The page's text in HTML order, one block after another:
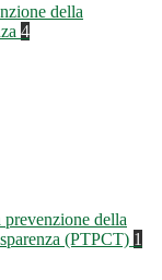
della
4
della
(PTPCT) 1